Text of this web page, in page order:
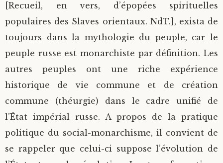
[Recueil, en vers, d’épopées spirituelles
populaires des Slaves orientaux. NdT.], exista de
toujours dans la mythologie du peuple, car le
peuple russe est monarchiste par définition. Les
autres peuples ont une riche expérience
historique de vie commune et de création
commune (théurgie) dans le cadre unifié de
l’État impérial russe. A propos de la pratique
politique du social-monarchisme, il convient de
se rappeler que celui-ci suppose l’évolution de